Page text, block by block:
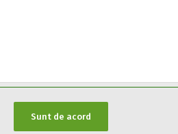
Sunt de acord